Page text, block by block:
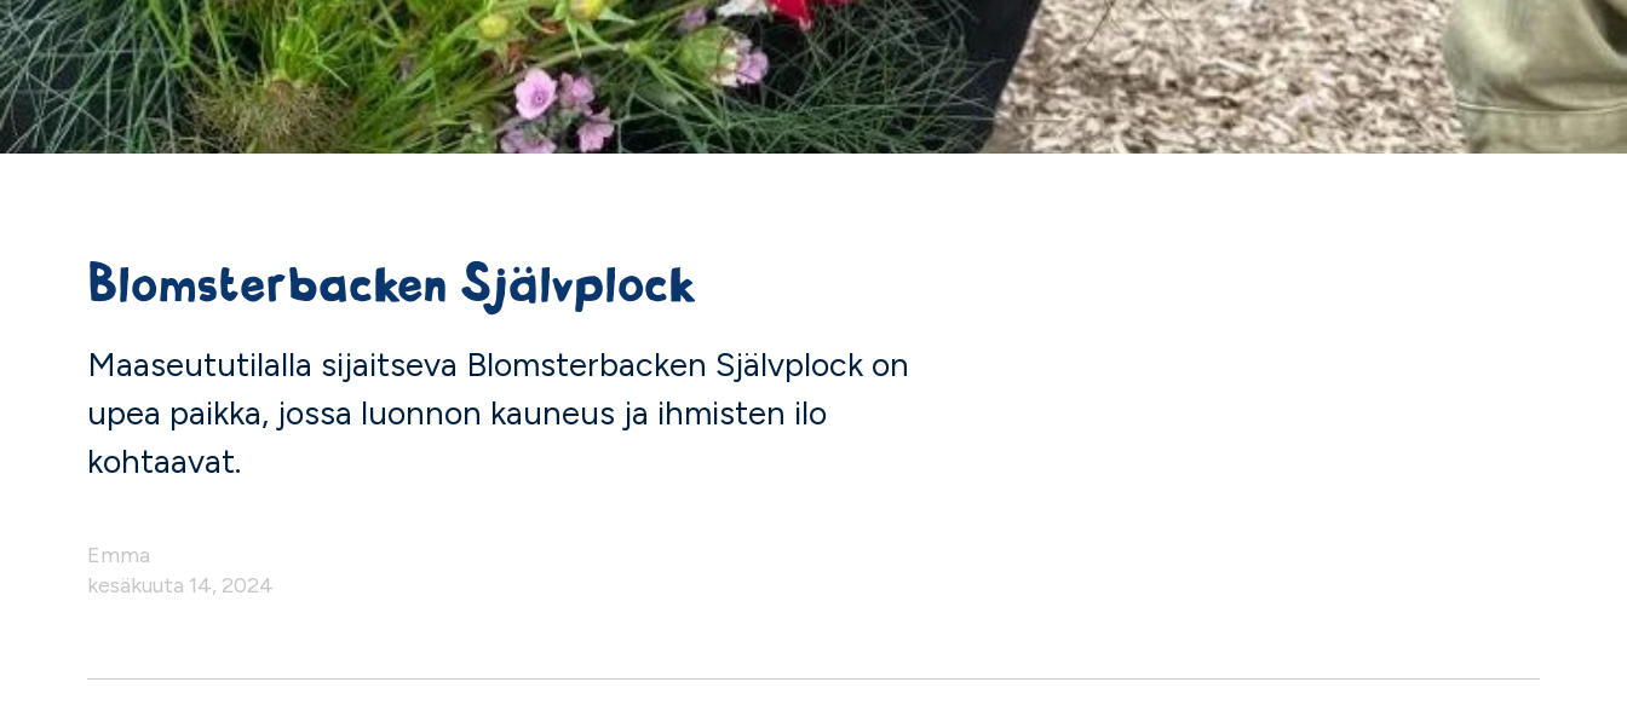
Blomsterbacken Självplock
Maaseututilalla sijaitseva Blomsterbacken Självplock on
upea paikka, jossa luonnon kauneus ja ihmisten ilo
kohtaavat.
Emma
kesäkuuta 14, 2024